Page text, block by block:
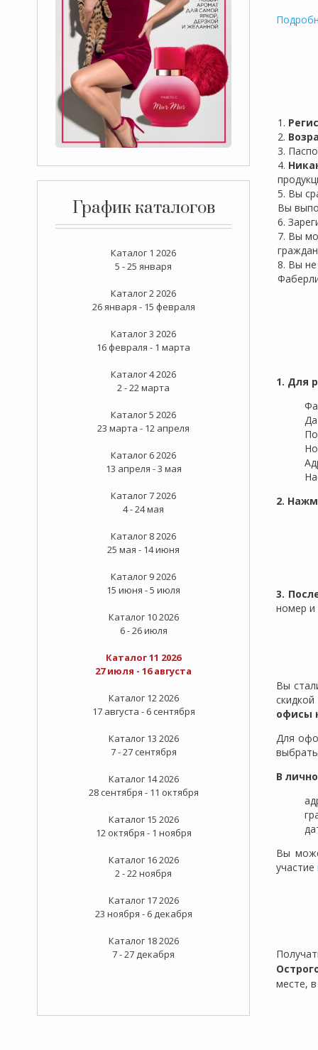
График каталогов
Каталог 1 2026
5 - 25 января
Каталог 2 2026
26 января - 15 февраля
Каталог 3 2026
16 февраля - 1 марта
Каталог 4 2026
2 - 22 марта
Каталог 5 2026
23 марта - 12 апреля
Каталог 6 2026
13 апреля - 3 мая
Каталог 7 2026
4 - 24 мая
Каталог 8 2026
25 мая - 14 июня
Каталог 9 2026
15 июня - 5 июля
Каталог 10 2026
6 - 26 июля
Каталог 11 2026
27 июля - 16 августа
Каталог 12 2026
17 августа - 6 сентября
Каталог 13 2026
7 - 27 сентября
Каталог 14 2026
28 сентября - 11 октября
Каталог 15 2026
12 октября - 1 ноября
Каталог 16 2026
2 - 22 ноября
Каталог 17 2026
23 ноября - 6 декабря
Каталог 18 2026
7 - 27 декабря
1.
2.
3.
4.
5. Вы
Вы
6.
7. Вы
8. Вы
1. Для
2.
3.
номер и
Вы
офисы
Для
В
Вы
участие
месте,